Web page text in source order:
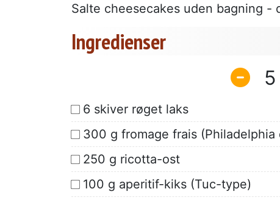
Salte cheesecakes uden bagning -
Ingredienser
5
6 skiver røget laks
300 g fromage frais (Philadelphia
250 g ricotta-ost
100 g aperitif-kiks (Tuc-type)